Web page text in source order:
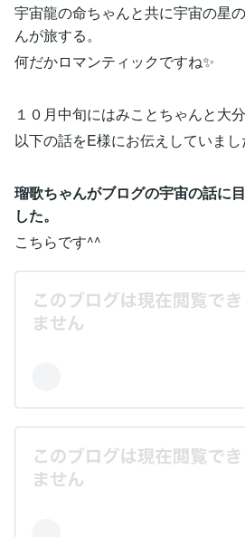
宇宙龍の命ちゃんと共に宇宙の星
んが旅する。
何だかロマンティックですね✨
１０月中旬にはみことちゃんと大
以下の話をE様にお伝えしていまし
瑠歌ちゃんがブログの宇宙の話に
した。
こちらです^^